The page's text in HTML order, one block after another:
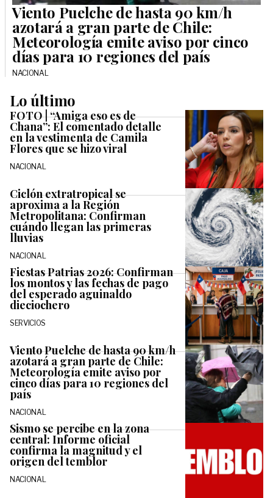
Viento Puelche de hasta 90 km/h
azotará a gran parte de Chile:
Meteorología emite aviso por cinco
días para 10 regiones del país
NACIONAL
Lo último
FOTO | “Amiga eso es de
Chana”: El comentado detalle
en la vestimenta de Camila
Flores que se hizo viral
NACIONAL
Ciclón extratropical se
aproxima a la Región
Metropolitana: Confirman
cuándo llegan las primeras
lluvias
NACIONAL
Fiestas Patrias 2026: Confirman
los montos y las fechas de pago
del esperado aguinaldo
dieciochero
SERVICIOS
Viento Puelche de hasta 90 km/h
azotará a gran parte de Chile:
Meteorología emite aviso por
cinco días para 10 regiones del
país
NACIONAL
Sismo se percibe en la zona
central: Informe oficial
confirma la magnitud y el
origen del temblor
NACIONAL